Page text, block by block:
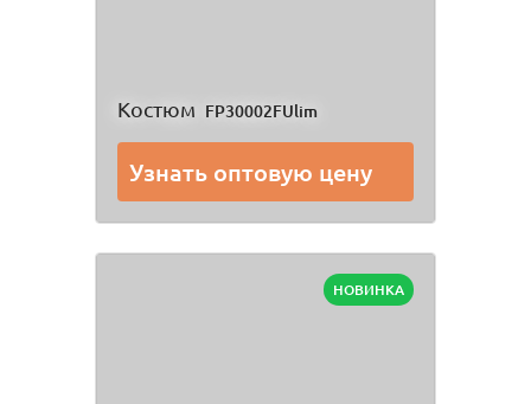
Костюм FP30002FUlim
Узнать оптовую цену
НОВИНКА